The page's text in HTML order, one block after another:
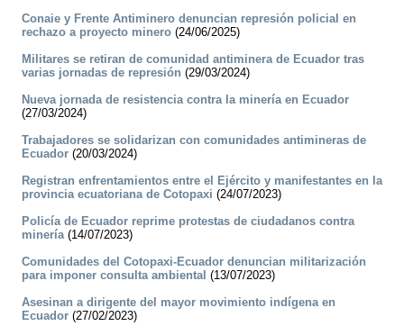
Conaie y Frente Antiminero denuncian represión policial en
rechazo a proyecto minero (24/06/2025)
Militares se retiran de comunidad antiminera de Ecuador tras
varias jornadas de represión (29/03/2024)
Nueva jornada de resistencia contra la minería en Ecuador
(27/03/2024)
Trabajadores se solidarizan con comunidades antimineras de
Ecuador (20/03/2024)
Registran enfrentamientos entre el Ejército y manifestantes en la
provincia ecuatoriana de Cotopaxi (24/07/2023)
Policía de Ecuador reprime protestas de ciudadanos contra
minería(14/07/2023)
Comunidades del Cotopaxi-Ecuador denuncian militarización
para imponer consulta ambiental (13/07/2023)
Asesinan a dirigente del mayor movimiento indígena en
Ecuador (27/02/2023)